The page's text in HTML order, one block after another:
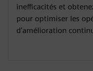
inefficacités et
pour optimiser les
d'amélioration